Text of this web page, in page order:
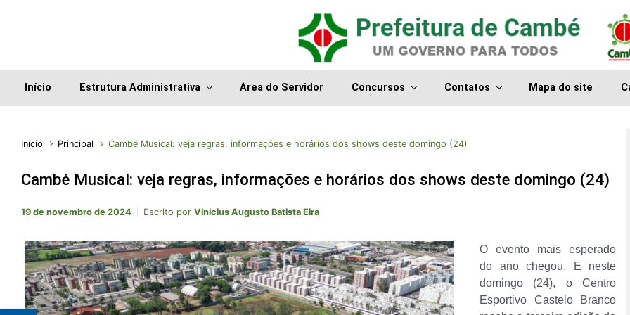
Início Estrutura Administrativa Área do Servidor Concursos Contatos Mapa do site
Início Principal Cambé Musical: veja regras, informações e horários dos shows deste domingo (24)
Cambé Musical: veja regras, informações e horários dos shows deste domingo (24)
19 de novembro de 2024 Escrito por Vinicius Augusto Batista Eira
O evento mais esperado
do ano chegou. E neste
domingo (24), o Centro
Esportivo Castelo Branco